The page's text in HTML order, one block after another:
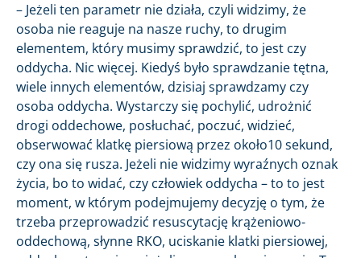
– Jeżeli ten parametr nie działa, czyli widzimy, że
osoba nie reaguje na nasze ruchy, to drugim
elementem, który musimy sprawdzić, to jest czy
oddycha. Nic więcej. Kiedyś było sprawdzanie tętna,
wiele innych elementów, dzisiaj sprawdzamy czy
osoba oddycha. Wystarczy się pochylić, udrożnić
drogi oddechowe, posłuchać, poczuć, widzieć,
obserwować klatkę piersiową przez około10 sekund,
czy ona się rusza. Jeżeli nie widzimy wyraźnych oznak
życia, bo to widać, czy człowiek oddycha – to to jest
moment, w którym podejmujemy decyzję o tym, że
trzeba przeprowadzić resuscytację krążeniowo-
oddechową, słynne RKO, uciskanie klatki piersiowej,